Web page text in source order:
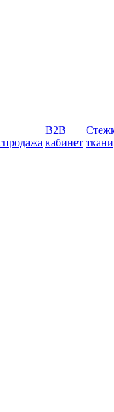
B2B
кабинет ткани